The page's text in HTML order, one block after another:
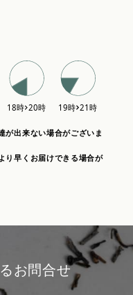
が出来ない場合がございま
り早くお届けできる場合が
お問合せ